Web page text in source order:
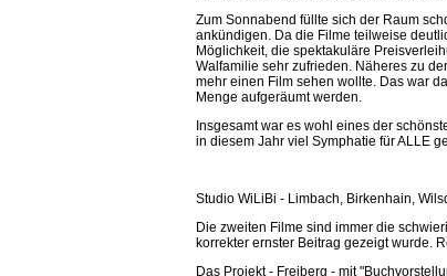
Zum Sonnabend füllte sich der Raum
ankündigen. Da die Filme teilweise
Möglichkeit, die spektakuläre
Walfamilie sehr zufrieden. Näheres zu
mehr einen Film sehen wollte. Das war
Menge aufgeräumt werden.
Insgesamt war es wohl eines der
in diesem Jahr viel Symphatie für ALLE
Studio WiLiBi - Limbach, Birkenhain,
Die zweiten Filme sind immer die
korrekter ernster Beitrag gezeigt wurde.
Das Projekt- Freiberg - mit "